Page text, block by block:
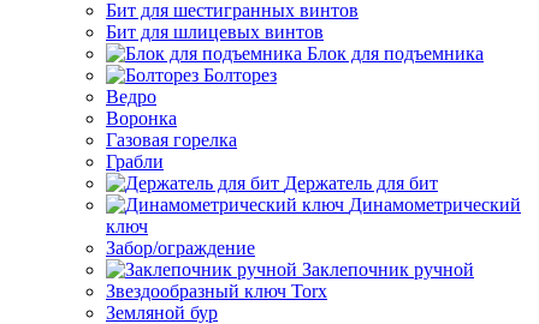
Бит для шестигранных винтов
Бит для шлицевых винтов
Блок для подъемника
Болторез
Ведро
Воронка
Газовая горелка
Грабли
Держатель для бит
Динамометрический
ключ
Забор/ограждение
Заклепочник ручной
Звездообразный ключ Torx
Земляной бур